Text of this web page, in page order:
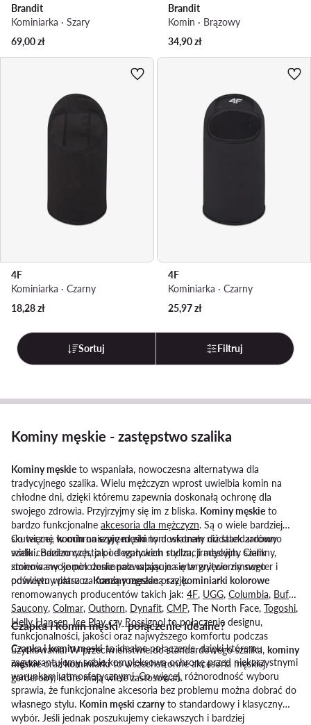
Brandit
Kominiarka · Szary
69,00zł
Brandit
Komin · Brązowy
34,90zł
4F
Kominiarka · Czarny
18,28zł
4F
Kominiarka · Czarny
25,97zł
Sortuj Filtruj
Kominy męskie - zastępstwo szalika
Kominy męskie to wspaniała, nowoczesna alternatywa dla
tradycyjnego szalika. Wielu mężczyzn wprost uwielbia komin na
chłodne dni, dzięki któremu zapewnia doskonałą ochronę dla
swojego zdrowia. Przyjrzyjmy się im z bliska. Kominy męskie to
bardzo funkcjonalne akcesoria dla mężczyzn. Są o wiele bardziej
skuteczne w ochronie przed zimnym wiatrem niż standardowy
szaliki. Bardzo często pod wpływem ruchu, tradycyjny szalik
zmienia swoje położenie pozwalając na wtargnięcie zimnego
powiewu wiatru na naszą rozgrzaną szyję.
Co więcej,komin na szyję męskito doskonały dodatek zarówno
wielu codziennych, jak i eleganckich stylizacji męskich. Ciemny,
stonowany komin doskonałe wpasuje się w wytworny sweter i
odświętny płaszcz.Kominy męskieorazkominiarki kolorowe
renomowanych producentów takich jak: 4F, UGG, Columbia, Buff,
Saucony, Colmar, Outhorn, Dynafit, CMP, The North Face, Togoshi,
Helly Hansen,Ice Playczy Rossignolto połączenie designu,
funkcjonalności, jakości oraz najwyższego komfortu podczas
użytkowania. W przeciwieństwie do standardowego szalika, kominy
męskieorazkominiarkito wszechstronne akcesoria męskiej
garderoby, które mają wiele zastosowań.
Czapka i komin męski - połączenie idealne?
Czapka i komin męskito idealne połączenie, dzięki któremu
zagwarantujemy sobie kompleksową ochronę przed niekorzystnymi
warunkami atmosferycznymi. Co więcej, różnorodność wyboru
sprawia, że funkcjonalne akcesoria bez problemu można dobrać do
własnego stylu. Komin męski czarnyto standardowy i klasyczny
wybór. Jeśli jednak poszukujemy ciekawszych i bardziej